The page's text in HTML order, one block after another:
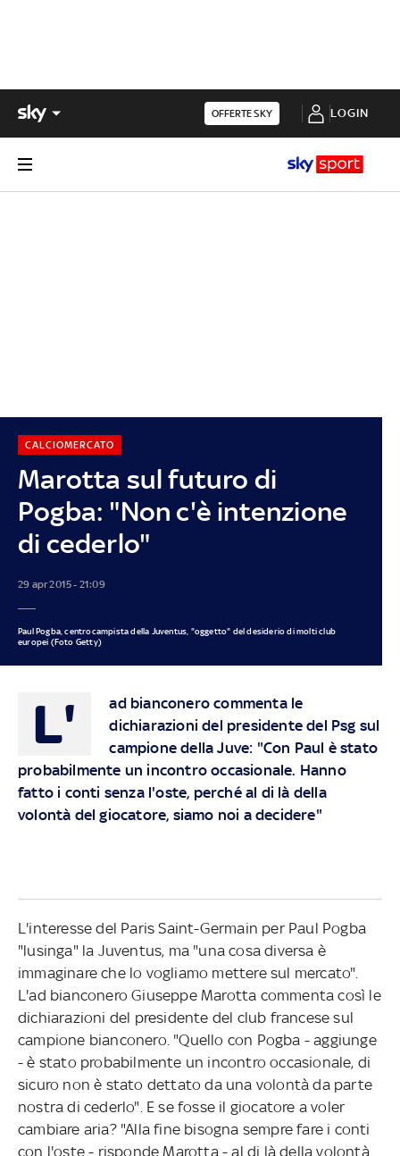
OFFERTE SKY LOGIN
Marotta sul futuro di
Pogba: "Non c'è intenzione
di cederlo"
CALCIOMERCATO
29 apr 2015 - 21:09
Paul Pogba, centrocampista della Juventus, "oggetto" del desiderio di molti club
europei (Foto Getty)
L'
ad bianconero commenta le
dichiarazioni del presidente del Psg sul
campione della Juve: "Con Paul è stato
probabilmente un incontro occasionale. Hanno
fatto i conti senza l'oste, perché al di là della
volontà del giocatore, siamo noi a decidere"
L'interesse del Paris Saint-Germain per Paul Pogba
"lusinga" la Juventus, ma "una cosa diversa è
immaginare che lo vogliamo mettere sul mercato".
L'ad bianconero Giuseppe Marotta commenta così le
dichiarazioni del presidente del club francese sul
campione bianconero. "Quello con Pogba - aggiunge
- è stato probabilmente un incontro occasionale, di
sicuro non è stato dettato da una volontà da parte
nostra di cederlo". E se fosse il giocatore a voler
cambiare aria? "Alla fine bisogna sempre fare i conti
con l'oste - risponde Marotta - al di là della volontà